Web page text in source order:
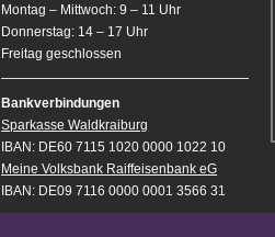
Montag – Mittwoch: 9 – 11 Uhr
Donnerstag: 14 – 17 Uhr
Freitag geschlossen
Bankverbindungen
Sparkasse Waldkraiburg
IBAN: DE60 7115 1020 0000 1022 10
Meine Volksbank Raiffeisenbank eG
IBAN: DE09 7116 0000 0001 3566 31